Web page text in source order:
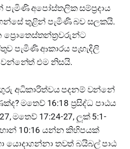
පැමිණි අපෝස්තලික සම්ප්‍රදාය
තුළින් පැමිණි බව සලකයි.
පැමිණි ආකාරය පැහැදිලි
එම නිසයි.
ගුරු අධිකාරිත්වය පදනම් වන්නේ
මතෙව් 16:18 ප්‍රසිද්ධ පාඨය
මතෙව් 17:24-27, ලූක් 5:1-
10:16 යන්න කිහිපයක්
යොදාගන්නා තවත් බයිබල් පාඨ